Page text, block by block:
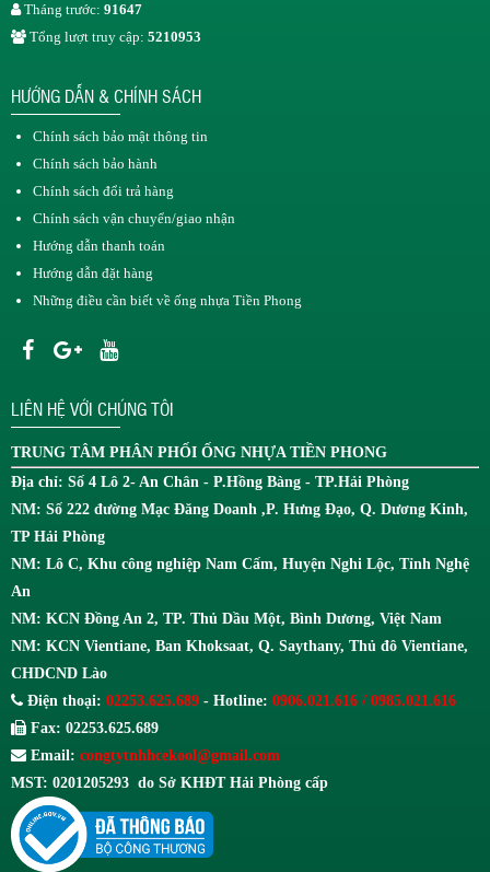
Tháng trước: 91647
Tổng lượt truy cập: 5210953
HƯỚNG DẪN & CHÍNH SÁCH
Chính sách bảo mật thông tin
Chính sách bảo hành
Chính sách đổi trả hàng
Chính sách vận chuyển/giao nhận
Hướng dẫn thanh toán
Hướng dẫn đặt hàng
Những điều cần biết về ống nhựa Tiền Phong
LIÊN HỆ VỚI CHÚNG TÔI
TRUNG TÂM PHÂN PHỐI ỐNG NHỰA TIỀN PHONG
Địa chỉ: Số 4 Lô 2- An Chân - P.Hồng Bàng - TP.Hải Phòng
NM: Số 222 đường Mạc Đăng Doanh ,P. Hưng Đạo, Q. Dương Kinh,
TP Hải Phòng
NM: Lô C, Khu công nghiệp Nam Cấm, Huyện Nghi Lộc, Tỉnh Nghệ
An
NM: KCN Đồng An 2, TP. Thủ Dầu Một, Bình Dương, Việt Nam
NM: KCN Vientiane, Ban Khoksaat, Q. Saythany, Thủ đô Vientiane,
CHDCND Lào
Điện thoại: 02253.625.689 - Hotline: 0906.021.616 / 0985.021.616
Fax: 02253.625.689
Email: congtytnhhcekool@gmail.com
MST: 0201205293 do Sở KHĐT Hải Phòng cấp